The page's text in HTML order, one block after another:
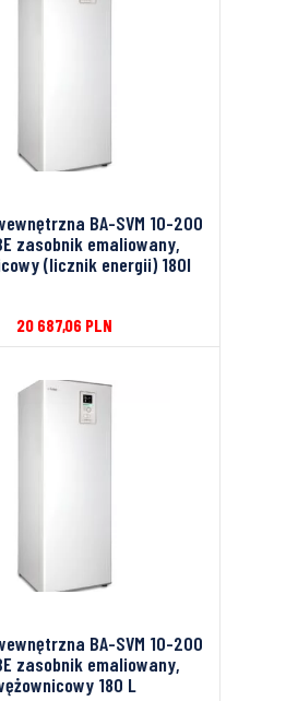
BA-SVM 10-200
zasobnik emaliowany,
(licznik energii) 180l
20 687,06 PLN
BA-SVM 10-200
zasobnik emaliowany,
180 L